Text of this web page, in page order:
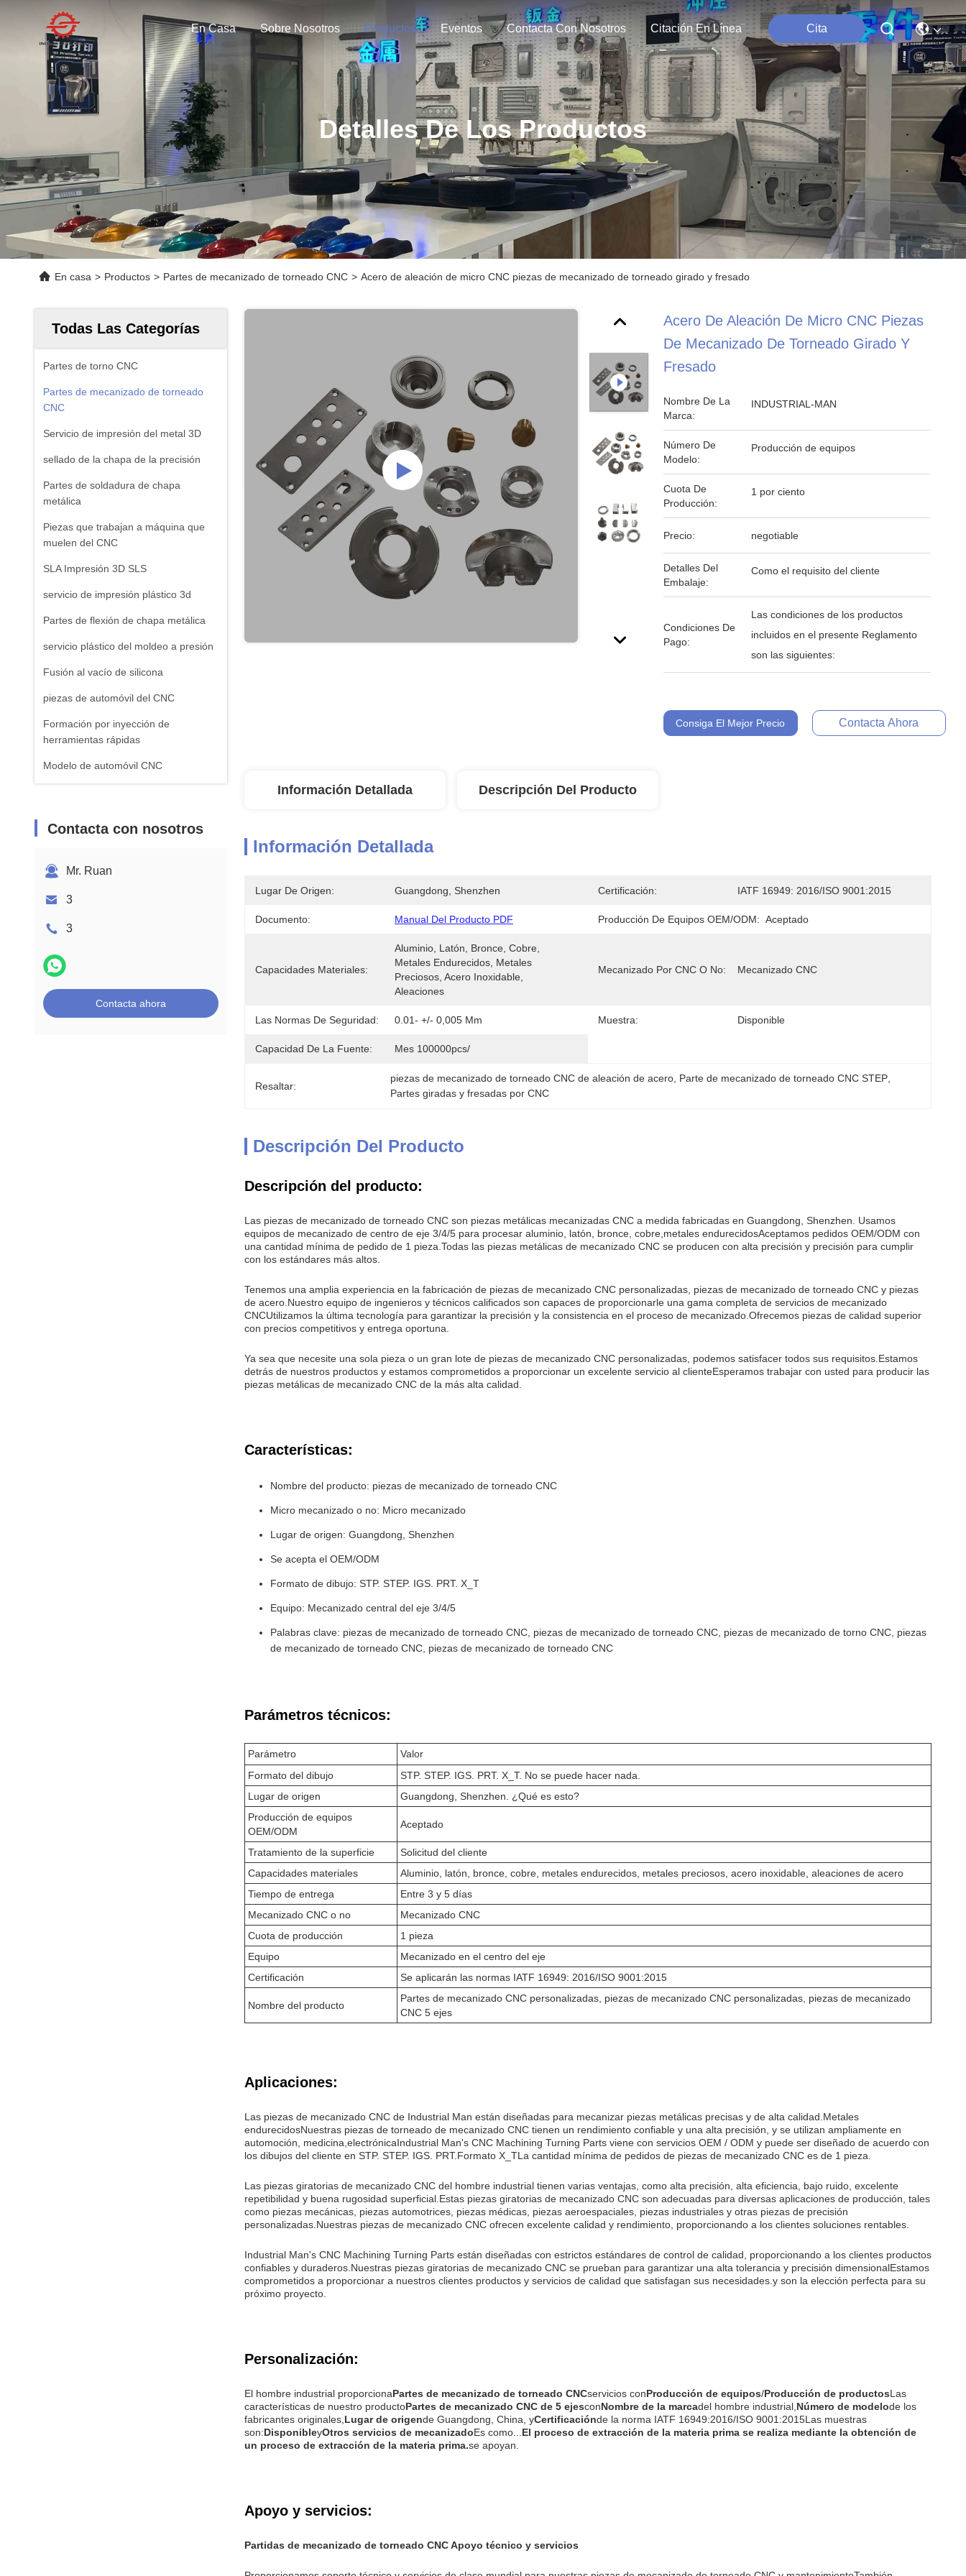
En Casa Sobre Nosotros Productos Eventos Contacta Con Nosotros Citación En Línea Cita
Detalles De Los Productos
En casa > Productos > Partes de mecanizado de torneado CNC > Acero de aleación de micro CNC piezas de mecanizado de torneado girado y fresado
Todas Las Categorías
Partes de torno CNC
Partes de mecanizado de torneado
CNC
Servicio de impresión del metal 3D
sellado de la chapa de la precisión
Partes de soldadura de chapa
metálica
Piezas que trabajan a máquina que
muelen del CNC
SLA Impresión 3D SLS
servicio de impresión plástico 3d
Partes de flexión de chapa metálica
servicio plástico del moldeo a presión
Fusión al vacío de silicona
piezas de automóvil del CNC
Formación por inyección de
herramientas rápidas
Modelo de automóvil CNC
Contacta con nosotros
Mr. Ruan
3
3
Contacta ahora
Acero De Aleación De Micro CNC Piezas
De Mecanizado De Torneado Girado Y
Fresado
Nombre De La
Marca:
INDUSTRIAL-MAN
Número De
Modelo:
Producción de equipos
Cuota De
Producción:
1 por ciento
Precio: negotiable
Detalles Del
Embalaje:
Como el requisito del cliente
Condiciones De
Pago:
Las condiciones de los productos
incluidos en el presente Reglamento
son las siguientes:
Consiga El Mejor Precio Contacta Ahora
Información Detallada Descripción Del Producto
Información Detallada
Lugar De Origen: Guangdong, Shenzhen Certificación: IATF 16949: 2016/ISO 9001:2015
Documento: Manual Del Producto PDF Producción De Equipos OEM/ODM: Aceptado
Capacidades Materiales:
Aluminio, Latón, Bronce, Cobre,
Metales Endurecidos, Metales
Preciosos, Acero Inoxidable,
Aleaciones
Mecanizado Por CNC O No: Mecanizado CNC
Las Normas De Seguridad: 0.01- +/- 0,005 Mm Muestra: Disponible
Capacidad De La Fuente: Mes 100000pcs/
Resaltar:
piezas de mecanizado de torneado CNC de aleación de acero Parte de mecanizado de torneado CNC STEP
Partes giradas y fresadas por CNC
Descripción Del Producto
Descripción del producto:
Las piezas de mecanizado de torneado CNC son piezas metálicas mecanizadas CNC a medida fabricadas en Guangdong, Shenzhen. Usamos
equipos de mecanizado de centro de eje 3/4/5 para procesar aluminio, latón, bronce, cobre,metales endurecidosAceptamos pedidos OEM/ODM con
una cantidad mínima de pedido de 1 pieza.Todas las piezas metálicas de mecanizado CNC se producen con alta precisión y precisión para cumplir
con los estándares más altos.
Tenemos una amplia experiencia en la fabricación de piezas de mecanizado CNC personalizadas, piezas de mecanizado de torneado CNC y piezas
de acero.Nuestro equipo de ingenieros y técnicos calificados son capaces de proporcionarle una gama completa de servicios de mecanizado
CNCUtilizamos la última tecnología para garantizar la precisión y la consistencia en el proceso de mecanizado.Ofrecemos piezas de calidad superior
con precios competitivos y entrega oportuna.
Ya sea que necesite una sola pieza o un gran lote de piezas de mecanizado CNC personalizadas, podemos satisfacer todos sus requisitos.Estamos
detrás de nuestros productos y estamos comprometidos a proporcionar un excelente servicio al clienteEsperamos trabajar con usted para producir las
piezas metálicas de mecanizado CNC de la más alta calidad.
Características:
Nombre del producto: piezas de mecanizado de torneado CNC
Micro mecanizado o no: Micro mecanizado
Lugar de origen: Guangdong, Shenzhen
Se acepta el OEM/ODM
Formato de dibujo: STP. STEP. IGS. PRT. X_T
Equipo: Mecanizado central del eje 3/4/5
Palabras clave: piezas de mecanizado de torneado CNC, piezas de mecanizado de torneado CNC, piezas de mecanizado de torno CNC, piezas
de mecanizado de torneado CNC, piezas de mecanizado de torneado CNC
Parámetros técnicos:
Parámetro
Valor
Formato del dibujo
STP. STEP. IGS. PRT. X_T. No se puede hacer nada.
Lugar de origen
Guangdong, Shenzhen. ¿Qué es esto?
Producción de equipos
OEM/ODM
Aceptado
Tratamiento de la superficie
Solicitud del cliente
Capacidades materiales
Aluminio, latón, bronce, cobre, metales endurecidos, metales preciosos, acero inoxidable, aleaciones de acero
Tiempo de entrega
Entre 3 y 5 días
Mecanizado CNC o no
Mecanizado CNC
Cuota de producción
1 pieza
Equipo
Mecanizado en el centro del eje
Certificación
Se aplicarán las normas IATF 16949: 2016/ISO 9001:2015
Nombre del producto
Partes de mecanizado CNC personalizadas, piezas de mecanizado CNC personalizadas, piezas de mecanizado
CNC 5 ejes
Aplicaciones:
Las piezas de mecanizado CNC de Industrial Man están diseñadas para mecanizar piezas metálicas precisas y de alta calidad.Metales
endurecidosNuestras piezas de torneado de mecanizado CNC tienen un rendimiento confiable y una alta precisión, y se utilizan ampliamente en
automoción, medicina,electrónicaIndustrial Man's CNC Machining Turning Parts viene con servicios OEM / ODM y puede ser diseñado de acuerdo con
los dibujos del cliente en STP. STEP. IGS. PRT.Formato X_TLa cantidad mínima de pedidos de piezas de mecanizado CNC es de 1 pieza.
Las piezas giratorias de mecanizado CNC del hombre industrial tienen varias ventajas, como alta precisión, alta eficiencia, bajo ruido, excelente
repetibilidad y buena rugosidad superficial.Estas piezas giratorias de mecanizado CNC son adecuadas para diversas aplicaciones de producción, tales
como piezas mecánicas, piezas automotrices, piezas médicas, piezas aeroespaciales, piezas industriales y otras piezas de precisión
personalizadas.Nuestras piezas de mecanizado CNC ofrecen excelente calidad y rendimiento, proporcionando a los clientes soluciones rentables.
Industrial Man's CNC Machining Turning Parts están diseñadas con estrictos estándares de control de calidad, proporcionando a los clientes productos
confiables y duraderos.Nuestras piezas giratorias de mecanizado CNC se prueban para garantizar una alta tolerancia y precisión dimensionalEstamos
comprometidos a proporcionar a nuestros clientes productos y servicios de calidad que satisfagan sus necesidades.y son la elección perfecta para su
próximo proyecto.
Personalización:
El hombre industrial proporcionaPartes de mecanizado de torneado CNCservicios conProducción de equipos/Producción de productosLas
características de nuestro productoPartes de mecanizado CNC de 5 ejesconNombre de la marcadel hombre industrial, Número de modelode los
fabricantes originales, Lugar de origende Guangdong, China, yCertificaciónde la norma IATF 16949:2016/ISO 9001:2015Las muestras
son:DisponibleyOtros servicios de mecanizadoEs como... El proceso de extracción de la materia prima se realiza mediante la obtención de
un proceso de extracción de la materia prima.se apoyan.
Apoyo y servicios:
Partidas de mecanizado de torneado CNC Apoyo técnico y servicios